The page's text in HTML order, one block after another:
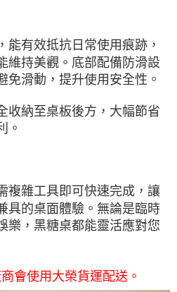
能有效抵抗日常使用痕跡，
維持美觀。底部配備防滑設
免滑動，提升使用安全性。
收納至桌板後方，大幅節省
。
複雜工具即可快速完成，讓
具的桌面體驗。無論是臨時
樂，黑糖桌都能靈活應對您
會使用大榮貨運配送。